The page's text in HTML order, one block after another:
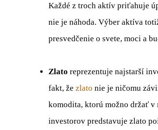
Každé z troch aktív priťahuje
nie je náhoda. Výber aktíva
presvedčenie o svete, moci a
Zlato reprezentuje najstarší
fakt, že zlato nie je ničomu
komodita, ktorú možno držať v
investorov predstavuje zlato